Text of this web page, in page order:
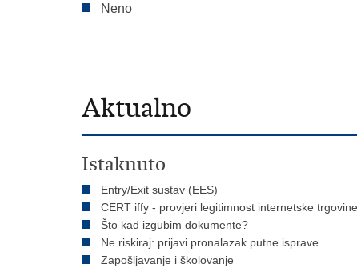
Neno
Aktualno
Istaknuto
Entry/Exit sustav (EES)
CERT iffy - provjeri legitimnost internetske trgovine
Što kad izgubim dokumente?
Ne riskiraj: prijavi pronalazak putne isprave
Zapošljavanje i školovanje